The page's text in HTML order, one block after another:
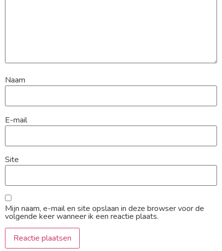
Naam
E-mail
Site
Mijn naam, e-mail en site opslaan in deze browser voor de
volgende keer wanneer ik een reactie plaats.